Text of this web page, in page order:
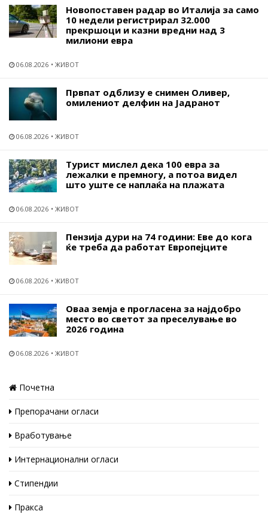
Новопоставен радар во Италија за само
10 недели регистрирал 32.000
прекршоци и казни вредни над 3
милиони евра
06.08.2026 ЖИВОТ
Првпат одблизу е снимен Оливер,
омилениот делфин на Јадранот
06.08.2026 ЖИВОТ
Турист мислел дека 100 евра за
лежалки е премногу, а потоа видел
што уште се наплаќа на плажата
06.08.2026 ЖИВОТ
Пензија дури на 74 години: Еве до кога
ќе треба да работат Европејците
06.08.2026 ЖИВОТ
Оваа земја е прогласена за најдобро
место во светот за преселување во
2026 година
06.08.2026 ЖИВОТ
Почетна
Препорачани огласи
Вработување
Интернационални огласи
Стипендии
Пракса